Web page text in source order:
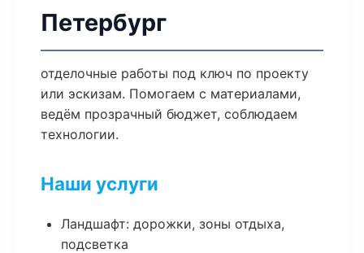
Петербург
отделочные работы под ключ по проекту
или эскизам. Помогаем с материалами,
ведём прозрачный бюджет, соблюдаем
технологии.
Наши услуги
Ландшафт: дорожки, зоны отдыха,
подсветка